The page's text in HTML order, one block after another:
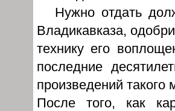
Нужно отдать
Владикавказа,
технику его
последние
произведений
После того, как